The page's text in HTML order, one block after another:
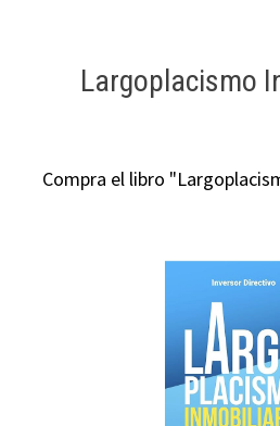
Largoplacismo
Compra el libro